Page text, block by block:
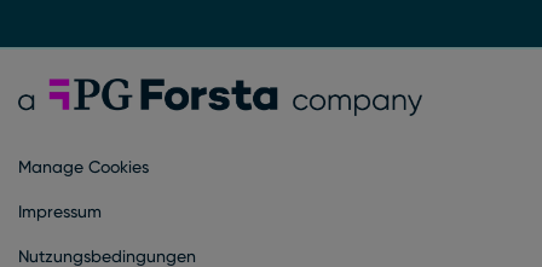
Forsta Deutsch
Manage Cookies
Impressum
Nutzungsbedingungen